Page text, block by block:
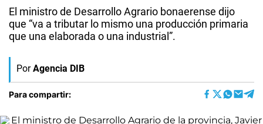
El ministro de Desarrollo Agrario bonaerense dijo
que “va a tributar lo mismo una producción primaria
que una elaborada o una industrial”.
Por Agencia DIB
Para compartir: